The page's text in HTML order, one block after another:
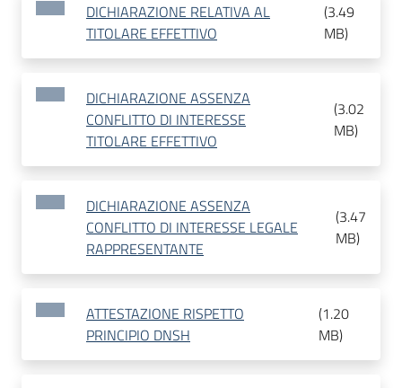
DICHIARAZIONE RELATIVA AL
TITOLARE EFFETTIVO
(3.49
MB)
DICHIARAZIONE ASSENZA
CONFLITTO DI INTERESSE
TITOLARE EFFETTIVO
(3.02
MB)
DICHIARAZIONE ASSENZA
CONFLITTO DI INTERESSE LEGALE
RAPPRESENTANTE
(3.47
MB)
ATTESTAZIONE RISPETTO
PRINCIPIO DNSH
(1.20
MB)